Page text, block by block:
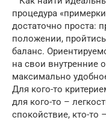
процедура
достаточно проста:
положении,
баланс.
на свои
максимально
Для кого-то
для кого-то –
спокойствие, кто-то